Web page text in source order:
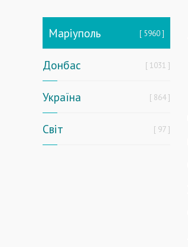
Маріуполь 5960
Донбас 1031
Україна 864
Світ 97